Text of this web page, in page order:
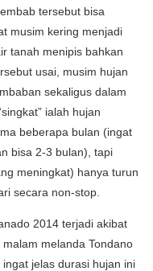
tersebut bisa
musim kering menjadi
tanah menipis bahkan
usai, musim hujan
sekaligus dalam
ialah hujan
beberapa bulan (ingat
bisa 2-3 bulan), tapi
meningkat) hanya turun
secara non-stop.
2014 terjadi akibat
melanda Tondano
jelas durasi hujan ini